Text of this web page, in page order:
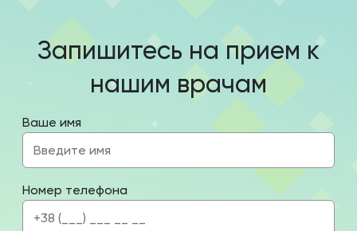
Запишитесь на прием к
нашим врачам
Ваше имя
Номер телефона